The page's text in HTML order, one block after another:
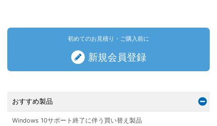
初めてのお見積り・ご購入前に
新規会員登録
おすすめ製品
Windows 10サポート終了に伴う買い替え製品